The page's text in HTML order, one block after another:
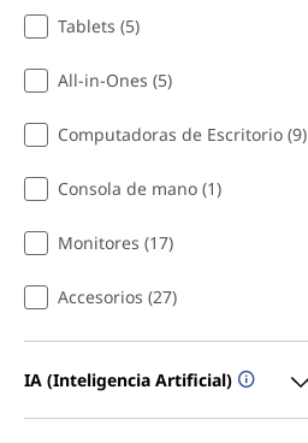
Tablets (5)
All-in-Ones (5)
Computadoras de Escritorio (9)
Consola de mano (1)
Monitores (17)
Accesorios (27)
IA (Inteligencia Artificial)